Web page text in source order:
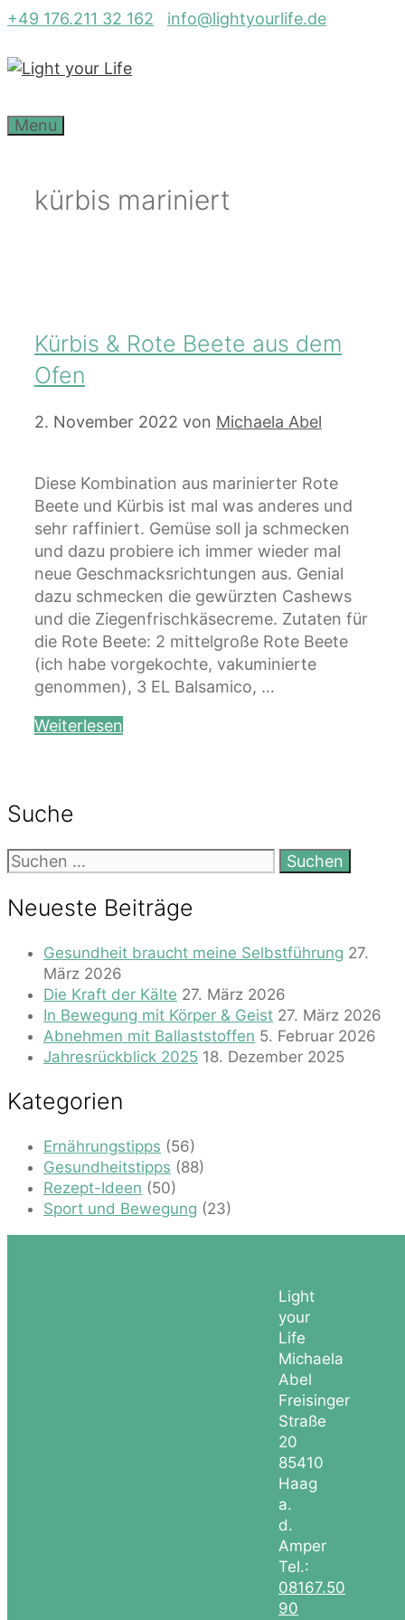
Zum
springen
+49 176.211 32 162 info@lightyourlife.de
Menu
kürbis mariniert
Kürbis & Rote Beete aus dem
Ofen
2. November 2022 von Michaela Abel
Diese Kombination aus marinierter Rote
Beete und Kürbis ist mal was anderes und
sehr raffiniert. Gemüse soll ja schmecken
und dazu probiere ich immer wieder mal
neue Geschmacksrichtungen aus. Genial
dazu schmecken die gewürzten Cashews
und die Ziegenfrischkäsecreme. Zutaten für
die Rote Beete: 2 mittelgroße Rote Beete
(ich habe vorgekochte, vakuminierte
genommen), 3 EL Balsamico, …
Weiterlesen
Suche
Suchen
nach:
Neueste Beiträge
Gesundheit braucht meine Selbstführung 27.
März 2026
Die Kraft der Kälte 27. März 2026
In Bewegung mit Körper & Geist 27. März 2026
Abnehmen mit Ballaststoffen 5. Februar 2026
Jahresrückblick 2025 18. Dezember 2025
Kategorien
Ernährungstipps (56)
Gesundheitstipps (88)
Rezept-Ideen (50)
Sport und Bewegung (23)
Light
your
Life
Michaela
Abel
Freisinger
Straße
20
85410
Haag
a.
d.
Amper
Tel.:
08167.50
90